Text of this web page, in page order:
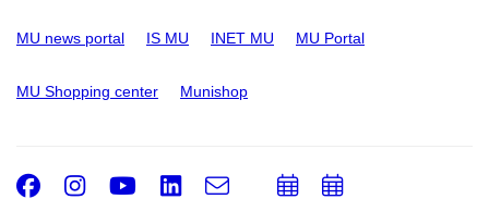
MU news portal IS MU INET MU MU Portal
MU Shopping center Munishop
Facebook
Instagram
Youtube
LinkedIn
e-
AddAdd